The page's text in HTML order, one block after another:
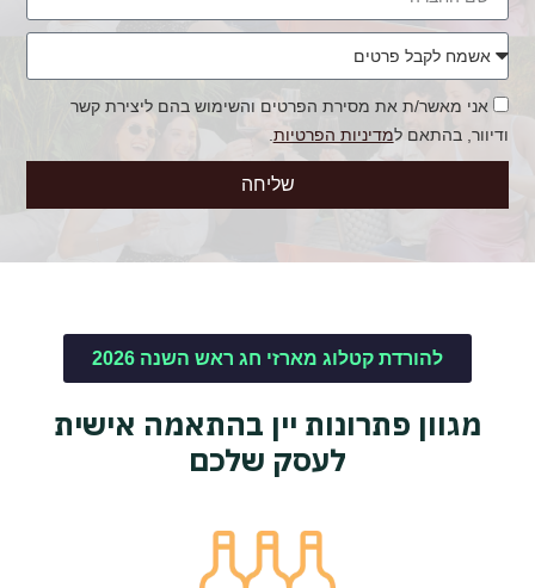
אני מאשר/ת את מסירת הפרטים והשימוש בהם ליצירת קשר
ודיוור, בהתאם למדיניות הפרטיות.
שליחה
להורדת קטלוג מארזי חג ראש השנה 2026
מגוון פתרונות יין בהתאמה אישית
לעסק שלכם